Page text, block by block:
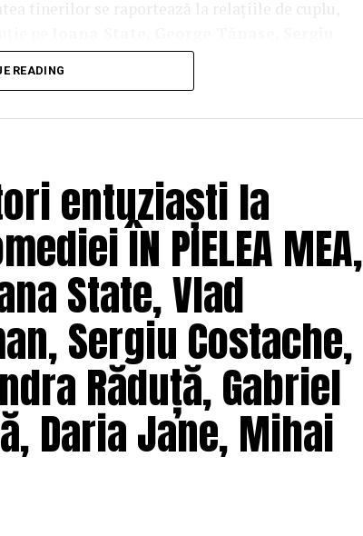
tinerilor se raportează la relațiile de cuplu,
Necula, Alexandra Răduță,
pe care patru cupluri îl acceptă pe durata
care protagoniștii reușesc să-și cunoască
„
al Facultății de Teatru UNATC
de la MetFilm School Londra, a colaborat la
de profesioniști din care fac parte
Anca Miron (scenografie), Francisca
mea”are premiera națională pe 10
din film și declarații din partea actorilor
de
READING
entuziaști la
ÎN PIELEA MEA,
State, Vlad
Sergiu Costache,
Răduță, Gabriel
Daria Jane, Mihai